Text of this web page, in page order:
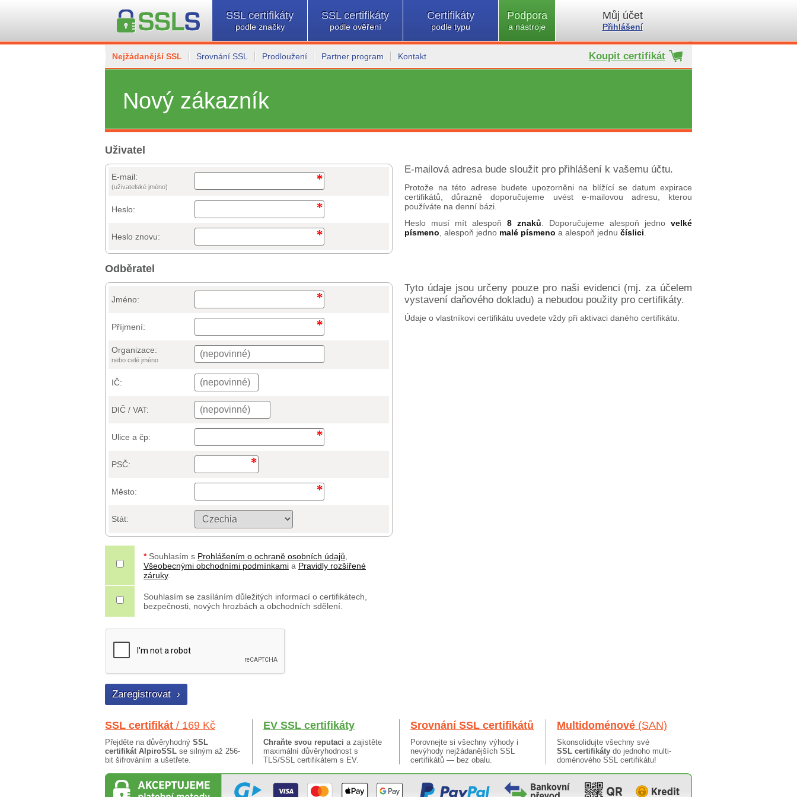
SSL certifikáty
podle značky
SSL certifikáty
podle ověření
Certifikáty
podle typu
Podpora
a nástroje
Můj účet
Přihlášení
Nejžádanější SSL Srovnání SSL Prodloužení Partner program Kontakt Koupit certifikát
Nový zákazník
Uživatel
E-mail:
(uživatelské jméno)
Heslo:
Heslo znovu:
E-mailová adresa bude sloužit pro přihlášení k vašemu účtu.
Protože na této adrese budete upozorněni na blížící se datum expirace
certifikátů, důrazně doporučujeme uvést e-mailovou adresu, kterou
používáte na denní bázi.
Heslo musí mít alespoň 8 znaků . Doporučujeme alespoň jedno velké
písmeno , alespoň jedno malé písmeno a alespoň jednu číslici
Odběratel
Jméno:
Příjmení:
Organizace:
nebo celé jméno
IČ:
DIČ / VAT:
Ulice a čp:
PSČ:
Město:
Stát:
* Souhlasím s Prohlášením o ochraně osobních údajů
Všeobecnými obchodními podmínkami a Pravidly rozšířené
záruky.
Souhlasím se zasíláním důležitých informací o certifikátech,
bezpečnosti, nových hrozbách a obchodních sdělení.
Tyto údaje jsou určeny pouze pro naši evidenci (mj. za účelem
vystavení daňového dokladu) a nebudou použity pro certifikáty.
Údaje o vlastníkovi certifikátu uvedete vždy při aktivaci daného certifikátu.
SSL certifikát / 169 Kč
Přejděte na důvěryhodný SSL
certifikát AlpiroSSL se silným až 256-
bit šifrováním a ušetřete.
EV SSL certifikáty
Chraňte svou reputaci a zajistěte
maximální důvěryhodnost s
TLS/SSL certifikátem s EV.
Srovnání SSL certifikátů
Porovnejte si všechny výhody i
nevýhody nejžádanějších SSL
certifikátů — bez obalu.
Multidoménové (SAN)
Skonsolidujte všechny své
SSL certifikáty do jednoho multi-
doménového SSL certifikátu!